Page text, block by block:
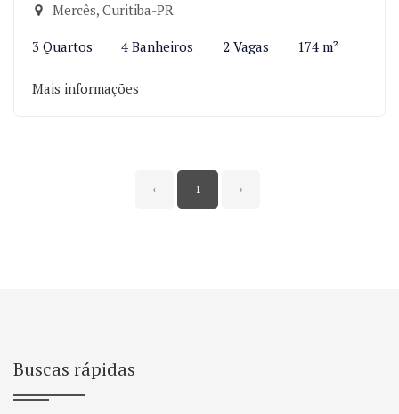
Mercês, Curitiba-PR
3 Quartos 4 Banheiros 2 Vagas 174 m²
Mais informações
‹ 1 ›
Buscas rápidas